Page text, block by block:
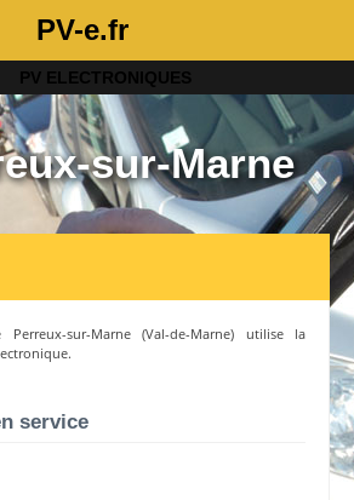
PV-e.fr
PV ELECTRONIQUES
sur-Marne
Perreux-sur-Marne(Val-de-Marne) utilise la
service